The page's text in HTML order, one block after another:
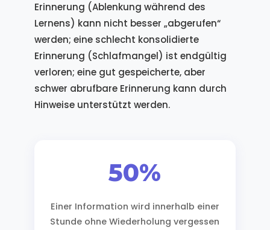
Erinnerung (Ablenkung während des
Lernens) kann nicht besser „abgerufen“
werden; eine schlecht konsolidierte
Erinnerung (Schlafmangel) ist endgültig
verloren; eine gut gespeicherte, aber
schwer abrufbare Erinnerung kann durch
Hinweise unterstützt werden.
50%
Einer Information wird innerhalb einer
Stunde ohne Wiederholung vergessen